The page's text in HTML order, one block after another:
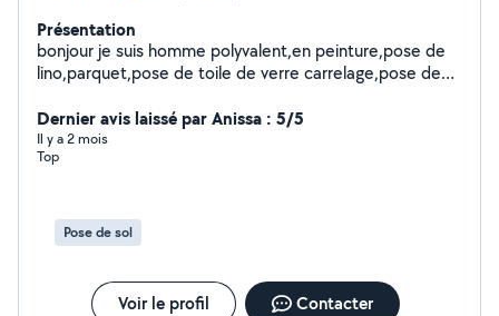
Présentation
bonjour je suis homme polyvalent,en peinture,pose de
lino,parquet,pose de toile de verre carrelage,pose de
la pose de placo et la pose de bande
Dernier avis laissé par Anissa : 5/5
Il y a 2 mois
Top
Pose de sol
Voir le profil Contacter